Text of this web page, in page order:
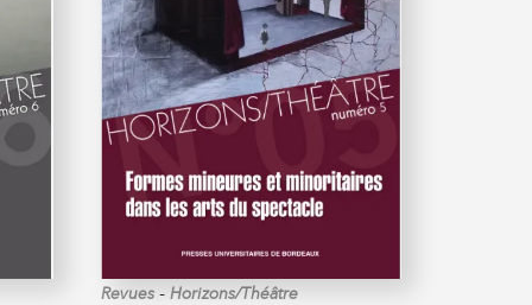
Revues -Horizons/Théâtre